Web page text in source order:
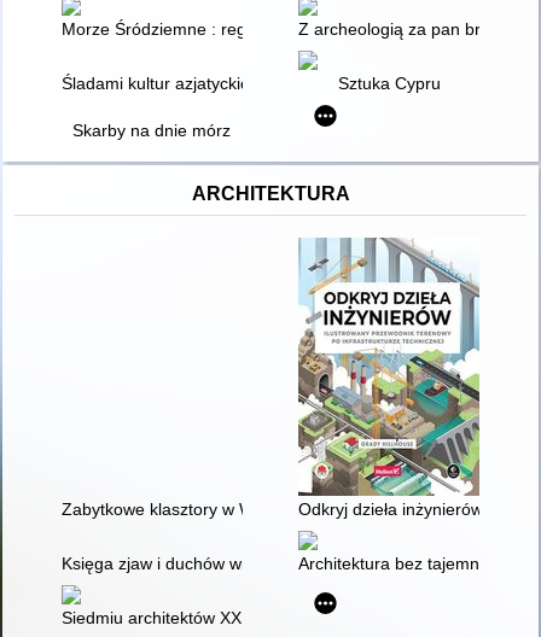
Morze Śródziemne : region i jego dziejeZ archeologią za pan brat
Śladami kultur azjatyckich : Część I : od Jerycha do Pomostu
Sztuka Cypru
Skarby na dnie mórz
ARCHITEKTURA
Zabytkowe klasztory w WielkopolsceOdkryj dzieła inżynierów :
Księga zjaw i duchów wielkopolskichArchitektura bez tajemnic
Siedmiu architektów XX [dwudziestego] wieku